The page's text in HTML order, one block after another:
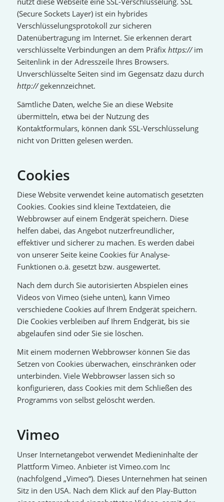
(Secure Sockets Layer) ist ein hybrides
Verschlüsselungsprotokoll zur sicheren
Datenübertragung im Internet. Sie erkennen derart
verschlüsselte Verbindungen an dem Präfix https://im
Seitenlink in der Adresszeile Ihres Browsers.
Unverschlüsselte Seiten sind im Gegensatz dazu durch
http://gekennzeichnet.
Sämtliche Daten, welche Sie an diese Website
übermitteln, etwa bei der Nutzung des
Kontaktformulars, können dank SSL-Verschlüsselung
nicht von Dritten gelesen werden.
Cookies
Diese Website verwendet keine automatisch gesetzten
Cookies. Cookies sind kleine Textdateien, die
Webbrowser auf einem Endgerät speichern. Diese
helfen dabei, das Angebot nutzerfreundlicher,
effektiver und sicherer zu machen. Es werden dabei
von unserer Seite keine Cookies für Analyse-
Funktionen o.ä. gesetzt bzw. ausgewertet.
Nach dem durch Sie autorisierten Abspielen eines
Videos von Vimeo (siehe unten), kann Vimeo
verschiedene Cookies auf Ihrem Endgerät speichern.
Die Cookies verbleiben auf Ihrem Endgerät, bis sie
abgelaufen sind oder Sie sie löschen.
Mit einem modernen Webbrowser können Sie das
Setzen von Cookies überwachen, einschränken oder
unterbinden. Viele Webbrowser lassen sich so
konfigurieren, dass Cookies mit dem Schließen des
Programms von selbst gelöscht werden.
Vimeo
Unser Internetangebot verwendet Medieninhalte der
Plattform Vimeo. Anbieter ist Vimeo.com Inc
(nachfolgend „Vimeo“). Dieses Unternehmen hat seinen
Sitz in den USA. Nach dem Klick auf den Play-Button